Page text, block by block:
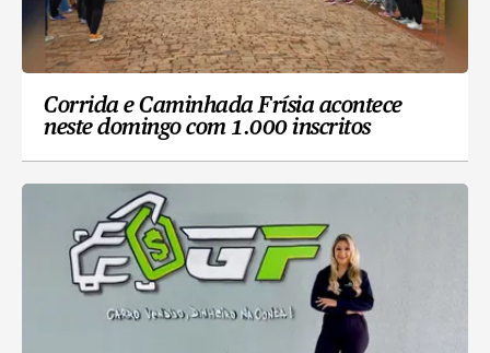
Corrida e Caminhada Frísia acontece
neste domingo com 1.000 inscritos